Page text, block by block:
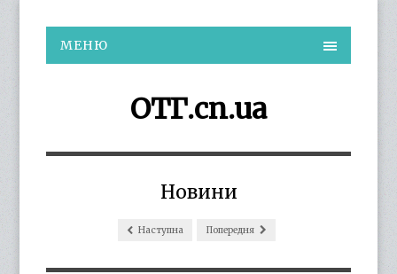
МЕНЮ
ОТГ.cn.ua
Новини
Наступна Попередня